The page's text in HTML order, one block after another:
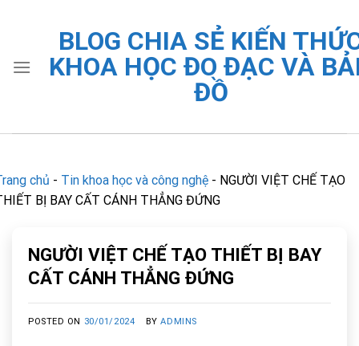
BLOG CHIA SẺ KIẾN
KHOA HỌC ĐO ĐẠC VÀ
ĐỒ
chủ - Tin khoa học và công nghệ - NGƯỜI VIỆT CHẾ TẠO
BỊ BAY CẤT CÁNH THẲNG ĐỨNG
NGƯỜI VIỆT CHẾ TẠO THIẾT BỊ BAY
CẤT CÁNH THẲNG ĐỨNG
POSTED ON 30/01/2024 BYADMINS